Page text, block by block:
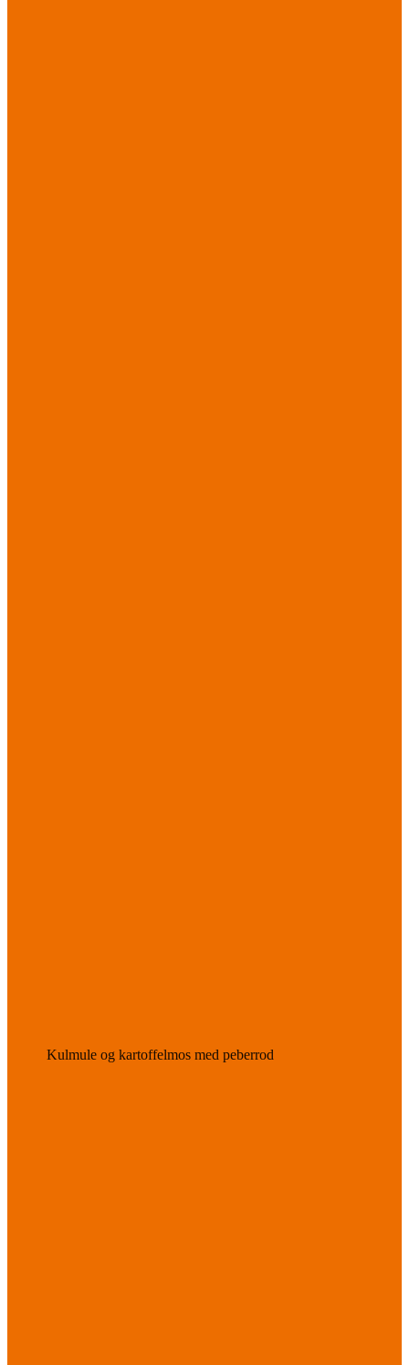
Kulmule og kartoffelmos med peberrod